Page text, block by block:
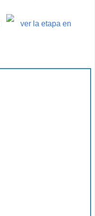
ver la etapa en